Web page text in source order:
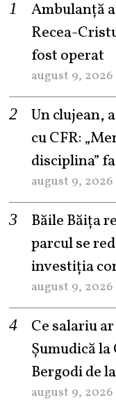
Ambulanță
Recea-
fost operat
august 9, 2026
Un clujean,
cu CFR:
disciplina”
august 9, 2026
Băile Băița
parcul se
investiția
august 9, 2026
Ce salariu
Șumudică la
Bergodi de la
august 9, 2026